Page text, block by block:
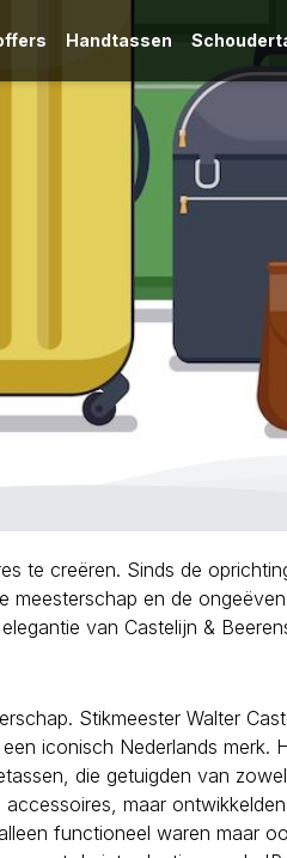
Handtassen
te creëren. Sinds de
meesterschap en de
van Castelijn &
Stikmeester Walter
iconisch Nederlands merk.
die getuigden van
maar
functioneel waren maar